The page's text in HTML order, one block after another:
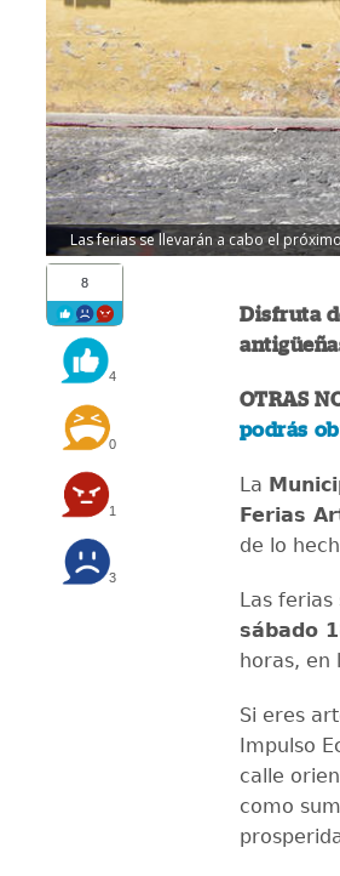
Las ferias se llevarán a cabo el
8
4
0
1
3
Disfruta
OTRAS
podrás
La
Ferias
de lo
Las
sábado
horas, en
Si eres
Impulso
calle
como